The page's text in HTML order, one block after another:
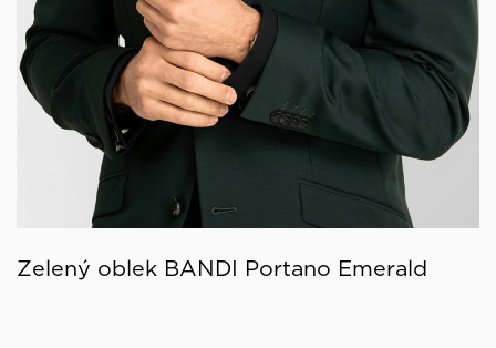
Zelený oblek BANDI Portano Emerald